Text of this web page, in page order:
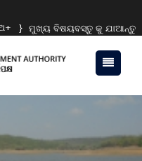
ମୁଖ୍ୟ ବିଷୟବସ୍ତୁ କୁ ଯାଆନ୍ତୁ
}